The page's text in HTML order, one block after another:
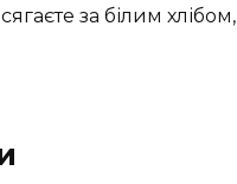
за білим